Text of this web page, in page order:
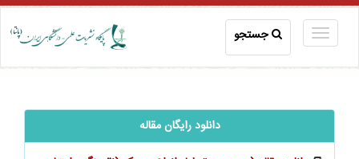
جستجو
دانلود رایگان مقاله